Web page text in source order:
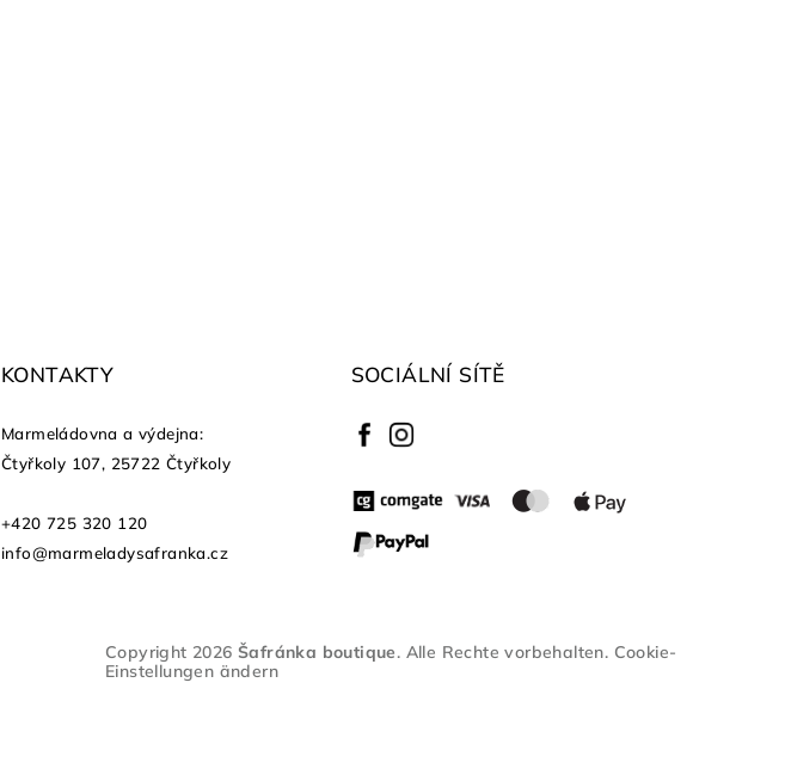
KONTAKTY
Marmeládovna a výdejna:
Čtyřkoly 107, 25722 Čtyřkoly
+420 725 320 120
info@marmeladysafranka.cz
SOCIÁLNÍ SÍTĚ
Copyright 2026 Šafránka boutique. Alle Rechte vorbehalten. Cookie-
Einstellungen ändern